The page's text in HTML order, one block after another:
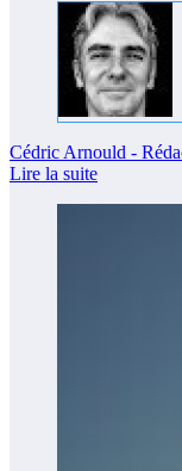
Cédric Arnould -
Lire la suite